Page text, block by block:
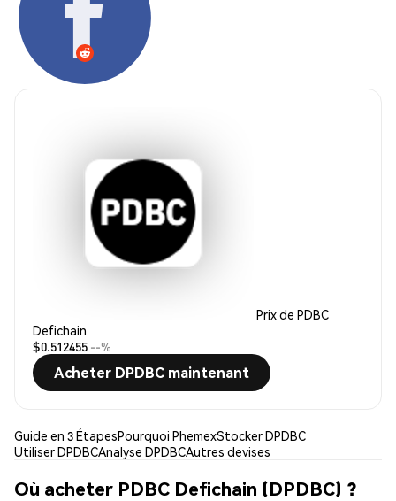
Prix de PDBC
Defichain
$0.512455 --%
Acheter DPDBC maintenant
Guide en 3 ÉtapesPourquoi PhemexStocker DPDBC
Utiliser DPDBCAnalyse DPDBCAutres devises
Où acheter PDBC Defichain (DPDBC) ?